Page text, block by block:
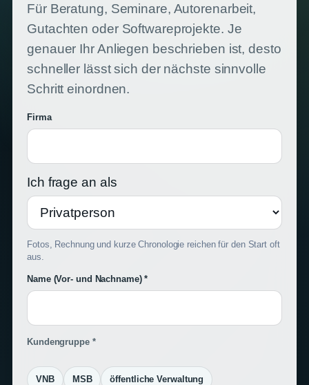
Für Beratung, Seminare, Autorenarbeit,
Gutachten oder Softwareprojekte. Je
genauer Ihr Anliegen beschrieben ist, desto
schneller lässt sich der nächste sinnvolle
Schritt einordnen.
Firma
Ich frage an als
Fotos, Rechnung und kurze Chronologie reichen für den Start oft
aus.
Name (Vor- und Nachname) *
Kundengruppe *
VNB MSB öffentliche Verwaltung